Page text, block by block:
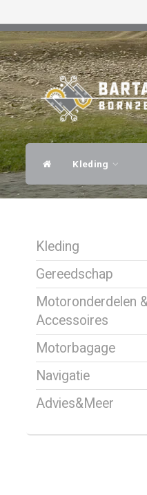
Kleding
Kleding
Gereedschap
Motoronderdelen
Accessoires
Motorbagage
Navigatie
Advies&Meer